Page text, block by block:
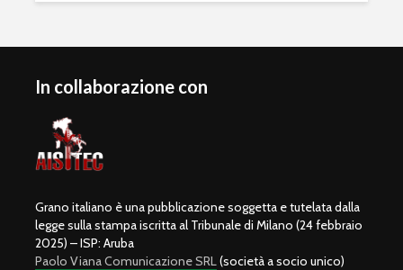
In collaborazione con
Grano italiano è una pubblicazione soggetta e tutelata dalla
legge sulla stampa iscritta al Tribunale di Milano (24 febbraio
2025) – ISP: Aruba
Paolo Viana Comunicazione SRL(società a socio unico)